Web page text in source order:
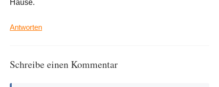
Hause.
Antworten
Schreibe einen Kommentar